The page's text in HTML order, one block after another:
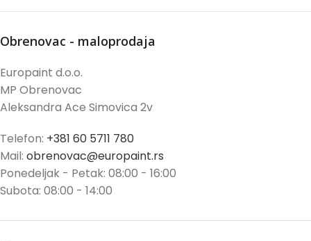
Obrenovac - maloprodaja
Europaint d.o.o.
MP Obrenovac
Aleksandra Ace Simovica 2v
Telefon: +381 60 5711 780
Mail: obrenovac@europaint.rs
Ponedeljak - Petak: 08:00 - 16:00
Subota: 08:00 - 14:00